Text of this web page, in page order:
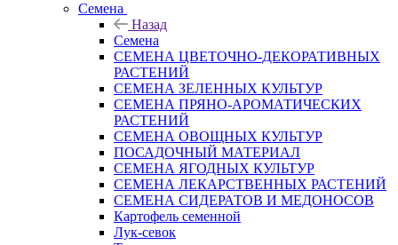
Семена
Назад
Семена
СЕМЕНА ЦВЕТОЧНО-ДЕКОРАТИВНЫХ
РАСТЕНИЙ
СЕМЕНА ЗЕЛЕННЫХ КУЛЬТУР
СЕМЕНА ПРЯНО-АРОМАТИЧЕСКИХ
РАСТЕНИЙ
СЕМЕНА ОВОЩНЫХ КУЛЬТУР
ПОСАДОЧНЫЙ МАТЕРИАЛ
СЕМЕНА ЯГОДНЫХ КУЛЬТУР
СЕМЕНА ЛЕКАРСТВЕННЫХ РАСТЕНИЙ
СЕМЕНА СИДЕРАТОВ И МЕДОНОСОВ
Картофель семенной
Лук-севок